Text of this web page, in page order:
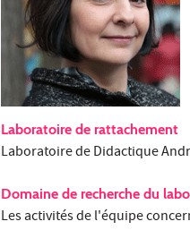
Laboratoire de rattachement
Laboratoire de Didactique
Domaine de recherche du
Les activités de l'équipe